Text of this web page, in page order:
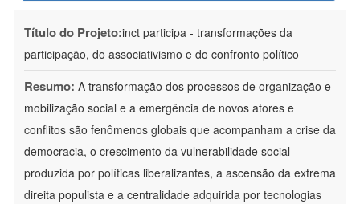
Título do Projeto:inct participa - transformações da
participação, do associativismo e do confronto político
Resumo: A transformação dos processos de organização e
mobilização social e a emergência de novos atores e
conflitos são fenômenos globais que acompanham a crise da
democracia, o crescimento da vulnerabilidade social
produzida por políticas liberalizantes, a ascensão da extrema
direita populista e a centralidade adquirida por tecnologias